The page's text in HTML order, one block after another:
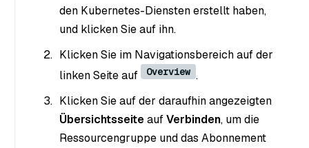
den Kubernetes-Diensten erstellt haben,
und klicken Sie auf ihn.
Klicken Sie im Navigationsbereich auf der
linken Seite auf
Overview .
Klicken Sie auf der daraufhin angezeigten
ÜbersichtsseiteaufVerbinden, um die
Ressourcengruppe und das Abonnement